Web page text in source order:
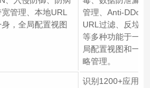
管理、本地URL
，全局配置视图
管理、Anti-DDoS
URL过滤、反垃圾
等多种功能于一身
局配置视图和一
略管理。
识别1200+应用，